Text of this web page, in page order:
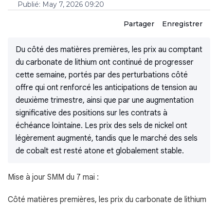
Publié: May 7, 2026 09:20
Partager Enregistrer
Du côté des matières premières, les prix au comptant
du carbonate de lithium ont continué de progresser
cette semaine, portés par des perturbations côté
offre qui ont renforcé les anticipations de tension au
deuxième trimestre, ainsi que par une augmentation
significative des positions sur les contrats à
échéance lointaine. Les prix des sels de nickel ont
légèrement augmenté, tandis que le marché des sels
de cobalt est resté atone et globalement stable.
Mise à jour SMM du 7 mai :
Côté matières premières, les prix du carbonate de lithium